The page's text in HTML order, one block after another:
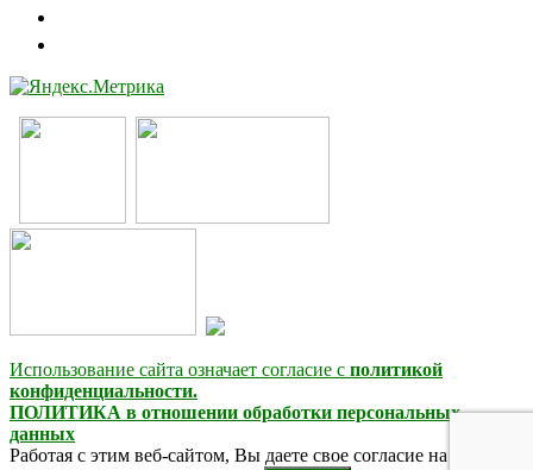
Использование сайта означает согласие с политикой
конфиденциальности.
ПОЛИТИКА в отношении обработки персональных
данных
Работая с этим веб-сайтом, Вы даете свое согласие на